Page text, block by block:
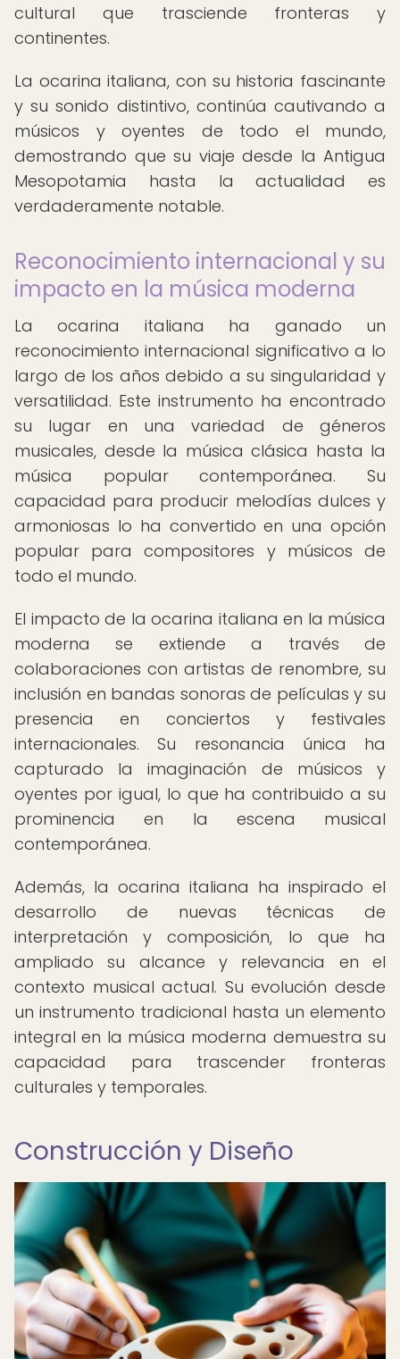
cultural que trasciende fronteras y
continentes.
La ocarina italiana, con su historia fascinante
y su sonido distintivo, continúa cautivando a
músicos y oyentes de todo el mundo,
demostrando que su viaje desde la Antigua
Mesopotamia hasta la actualidad es
verdaderamente notable.
Reconocimiento internacional y su
impacto en la música moderna
La ocarina italiana ha ganado un
reconocimiento internacional significativo a lo
largo de los años debido a su singularidad y
versatilidad. Este instrumento ha encontrado
su lugar en una variedad de géneros
musicales, desde la música clásica hasta la
música popular contemporánea. Su
capacidad para producir melodías dulces y
armoniosas lo ha convertido en una opción
popular para compositores y músicos de
todo el mundo.
El impacto de la ocarina italiana en la música
moderna se extiende a través de
colaboraciones con artistas de renombre, su
inclusión en bandas sonoras de películas y su
presencia en conciertos y festivales
internacionales. Su resonancia única ha
capturado la imaginación de músicos y
oyentes por igual, lo que ha contribuido a su
prominencia en la escena musical
contemporánea.
Además, la ocarina italiana ha inspirado el
desarrollo de nuevas técnicas de
interpretación y composición, lo que ha
ampliado su alcance y relevancia en el
contexto musical actual. Su evolución desde
un instrumento tradicional hasta un elemento
integral en la música moderna demuestra su
capacidad para trascender fronteras
culturales y temporales.
Construcción y Diseño